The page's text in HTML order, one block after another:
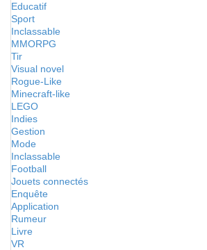
Educatif
Sport
Inclassable
MMORPG
Tir
Visual novel
Rogue-Like
Minecraft-like
LEGO
Indies
Gestion
Mode
Inclassable
Football
Jouets connectés
Enquête
Application
Rumeur
Livre
VR